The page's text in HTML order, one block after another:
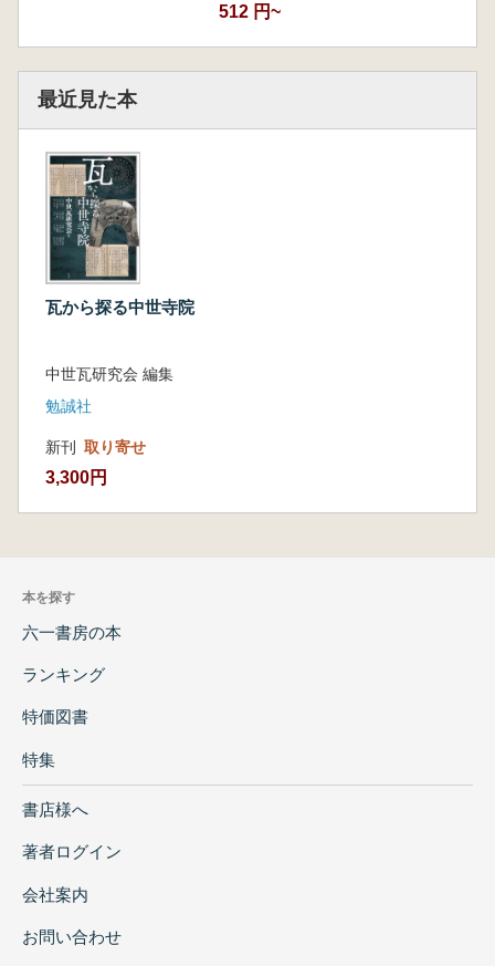
512 円~
最近見た本
瓦から探る中世寺院
中世瓦研究会 編集
勉誠社
新刊 取り寄せ
3,300円
本を探す
六一書房の本
ランキング
特価図書
特集
書店様へ
著者ログイン
会社案内
お問い合わせ